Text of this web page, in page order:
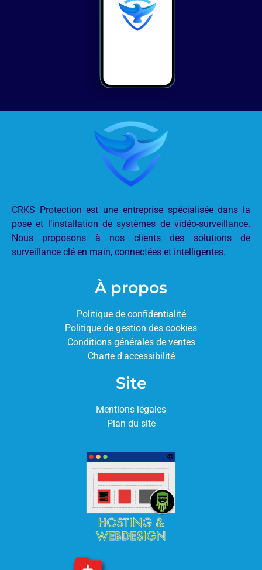
CRKS Protection est une entreprise spécialisée dans la
pose et l’installation de systèmes de vidéo-surveillance.
Nous proposons à nos clients des solutions de
surveillance clé en main, connectées et intelligentes.
À propos
Politique de confidentialité
Politique de gestion des cookies
Conditions générales de ventes
Charte d'accessibilité
Site
Mentions légales
Plan du site